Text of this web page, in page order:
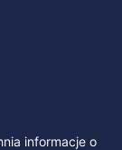
informacje o